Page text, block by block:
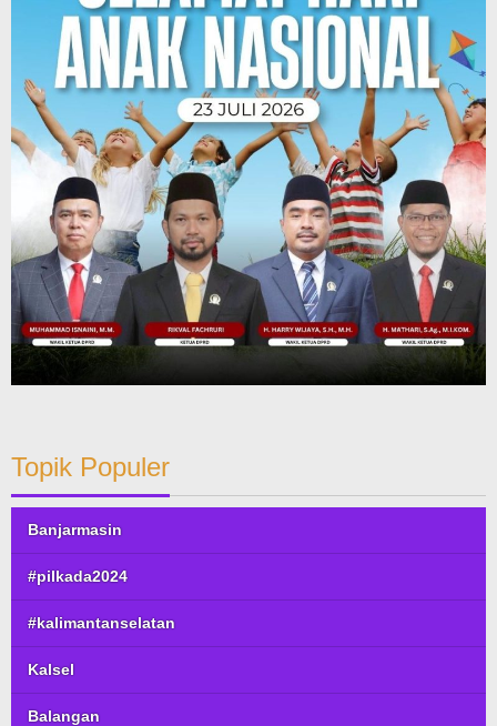
Topik Populer
Banjarmasin
#pilkada2024
#kalimantanselatan
Kalsel
Balangan